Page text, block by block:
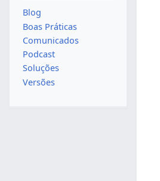
Blog
Boas Práticas
Comunicados
Podcast
Soluções
Versões